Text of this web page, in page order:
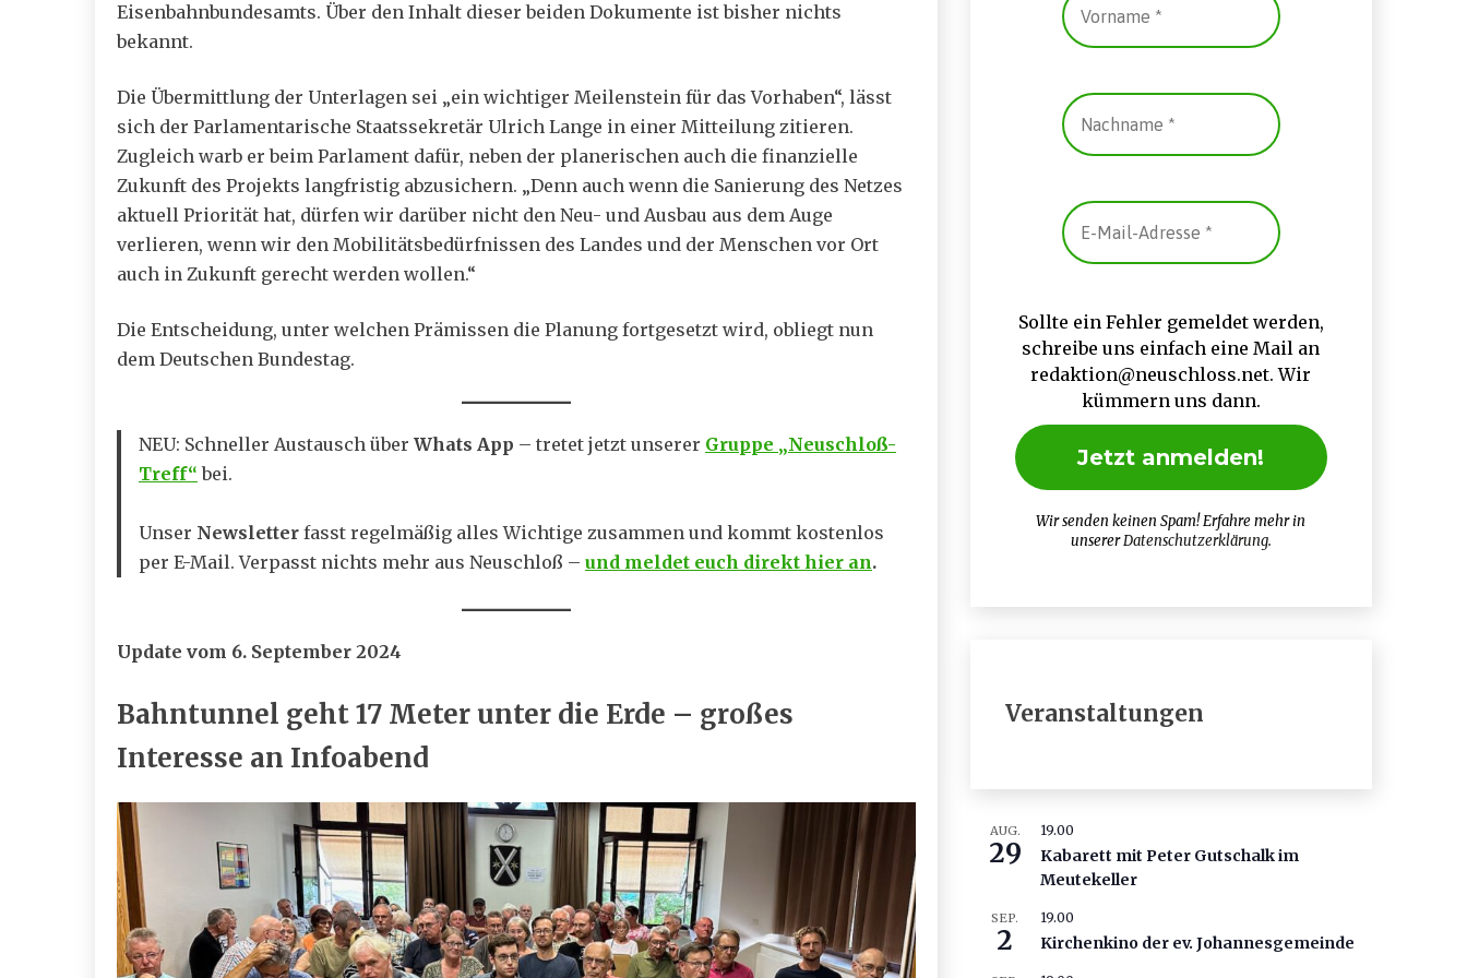
Eisenbahnbundesamts. Über den Inhalt dieser beiden Dokumente ist bisher nichts
bekannt.
Die Übermittlung der Unterlagen sei „ein wichtiger Meilenstein für das Vorhaben“, lässt
sich der Parlamentarische Staatssekretär Ulrich Lange in einer Mitteilung zitieren.
Zugleich warb er beim Parlament dafür, neben der planerischen auch die finanzielle
Zukunft des Projekts langfristig abzusichern. „Denn auch wenn die Sanierung des Netzes
aktuell Priorität hat, dürfen wir darüber nicht den Neu- und Ausbau aus dem Auge
verlieren, wenn wir den Mobilitätsbedürfnissen des Landes und der Menschen vor Ort
auch in Zukunft gerecht werden wollen.“
Die Entscheidung, unter welchen Prämissen die Planung fortgesetzt wird, obliegt nun
dem Deutschen Bundestag.
NEU: Schneller Austausch über Whats App – tretet jetzt unserer Gruppe „Neuschloß-
Treff“ bei.
Unser Newsletter fasst regelmäßig alles Wichtige zusammen und kommt kostenlos
per E-Mail. Verpasst nichts mehr aus Neuschloß – und meldet euch direkt hier an.
Update vom 6. September 2024
Bahntunnel geht 17 Meter unter die Erde – großes
Interesse an Infoabend
Sollte ein Fehler gemeldet werden,
schreibe uns einfach eine Mail an
redaktion@neuschloss.net. Wir
kümmern uns dann.
Wir senden keinen Spam! Erfahre mehr in
unsererDatenschutzerklärung.
Veranstaltungen
AUG.
29
19.00
Kabarett mit Peter Gutschalk im
Meutekeller
SEP.
2
19.00
Kirchenkino der ev. Johannesgemeinde